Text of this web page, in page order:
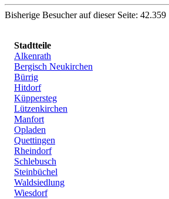
Bisherige Besucher auf dieser Seite: 42.359
Stadtteile
Alkenrath
Bergisch Neukirchen
Bürrig
Hitdorf
Küppersteg
Lützenkirchen
Manfort
Opladen
Quettingen
Rheindorf
Schlebusch
Steinbüchel
Waldsiedlung
Wiesdorf